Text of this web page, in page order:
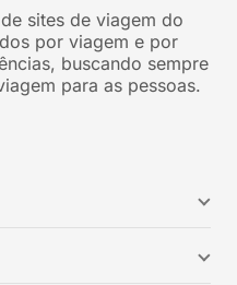
sites de viagem do
por viagem e por
buscando sempre
para as pessoas.